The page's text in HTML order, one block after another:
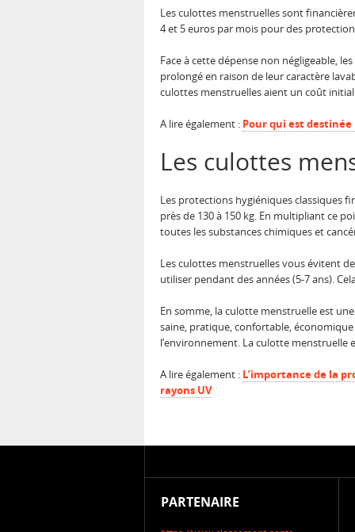
Les culottes menstruelles sont
4 et 5 euros par mois pour des
Face à cette dépense non négligeable,
prolongé en raison de leur caractère
culottes menstruelles aient un coût
A lire également : Pour qui est
Les culottes
Les protections hygiéniques classiques
près de 130 à 150 kg. En multipliant ce
toutes les substances chimiques et
Les culottes menstruelles vous évitent
utiliser pendant des années (5-7 ans).
En somme, la culotte menstruelle est
saine, pratique, confortable,
l’environnement. La culotte
A lire également : L’importance de la
rayons UV
PARTENAIRE